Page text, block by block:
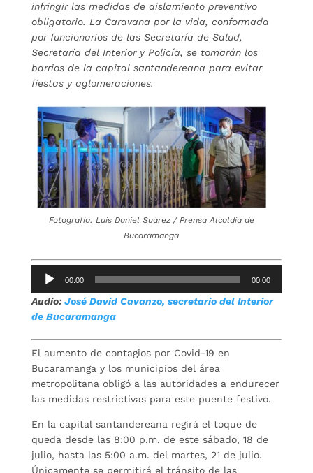
infringir las medidas de aislamiento preventivo
obligatorio. La Caravana por la vida, conformada
por funcionarios de las Secretaría de Salud,
Secretaría del Interior y Policía, se tomarán los
barrios de la capital santandereana para evitar
fiestas y aglomeraciones.
Fotografía: Luis Daniel Suárez / Prensa Alcaldía de
Bucaramanga
Reproductor
audio
00:00 00:00
Audio:José David Cavanzo, secretario del Interior
de Bucaramanga
El aumento de contagios por Covid-19 en
Bucaramanga y los municipios del área
metropolitana obligó a las autoridades a endurecer
las medidas restrictivas para este puente festivo.
En la capital santandereana regirá el toque de
queda desde las 8:00 p.m. de este sábado, 18 de
julio, hasta las 5:00 a.m. del martes, 21 de julio.
Únicamente se permitirá el tránsito de las